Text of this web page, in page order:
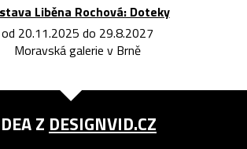
Liběna Rochová: Doteky
od 20.11.2025 do 29.8.2027
Moravská galerie v Brně
Z DESIGNVID.CZ